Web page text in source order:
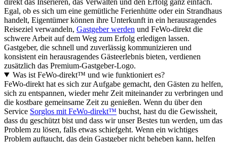
Egal, ob es sich um eine gemütliche Ferienhütte oder ein Strandhaus
handelt, Eigentümer können ihre Unterkunft in ein herausragendes
Reiseziel verwandeln, Gastgeber werden und FeWo-direkt die
schwere Arbeit auf dem Weg zum Erfolg erledigen lassen.
Gastgeber, die schnell und zuverlässig kommunizieren und
konsistent ein herausragendes Gästeerlebnis bieten, verdienen
zusätzlich das Premium-Gastgeber-Logo.
Was ist FeWo-direkt™ und wie funktioniert es?
FeWo-direkt hat es sich zur Aufgabe gemacht, den Gästen zu helfen,
sich zu entspannen, wieder mehr Zeit miteinander zu verbringen und
die kostbare gemeinsame Zeit zu genießen. Wenn du über den
Service Sorglos mit FeWo-direkt™ buchst, hast du die Gewissheit,
dass du geschützt bist und dass wir unser Bestes tun werden, um das
Problem zu lösen, falls etwas schiefgeht. Wenn ein wichtiges
Problem auftaucht, das dein Gastgeber nicht beheben kann, helfen